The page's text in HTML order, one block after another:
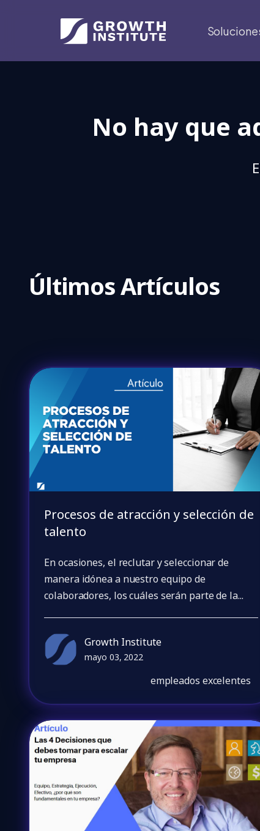
No hay que
Últimos Artículos
Procesos de atracción y selección de
talento
En ocasiones, el reclutar y seleccionar de
manera idónea a nuestro equipo de
colaboradores, los cuáles serán parte de la...
Growth Institute
mayo 03, 2022
empleados excelentes